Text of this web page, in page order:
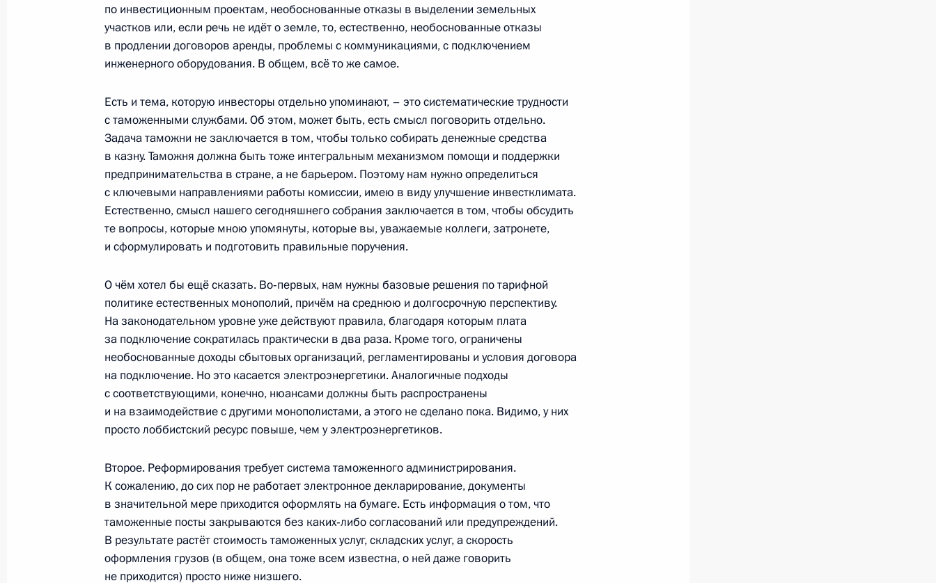
25 января 2012 года, 16:30 Москва, Кремль
25 января 2012 года, 15:30 Москва
24 января 2012 года, вторник
Президент провёл заседание Комиссии по модернизации
и технологическому развитию экономики России
24 января 2012 года, 17:30 Московская область, Горки
3
На российско-абхазской границе построен новый автомобильно-
пешеходный мост
24 января 2012 года, 12:30
5
Поздравление актрисе, народной артистке РСФСР Людмиле
Савельевой
Указ об отзыве российского воинского формирования из Судана
24 января 2012 года, 10:00
по инвестиционным проектам, необоснованные отказы в выделении земельных
участков или, если речь не идёт о земле, то, естественно, необоснованные отказы
в продлении договоров аренды, проблемы с коммуникациями, с подключением
инженерного оборудования. В общем, всё то же самое.
Есть и тема, которую инвесторы отдельно упоминают, – это систематические трудности
с таможенными службами. Об этом, может быть, есть смысл поговорить отдельно.
Задача таможни не заключается в том, чтобы только собирать денежные средства
в казну. Таможня должна быть тоже интегральным механизмом помощи и поддержки
предпринимательства в стране, а не барьером. Поэтому нам нужно определиться
с ключевыми направлениями работы комиссии, имею в виду улучшение инвестклимата.
Естественно, смысл нашего сегодняшнего собрания заключается в том, чтобы обсудить
те вопросы, которые мною упомянуты, которые вы, уважаемые коллеги, затронете,
и сформулировать и подготовить правильные поручения.
О чём хотел бы ещё сказать. Во‑первых, нам нужны базовые решения по тарифной
политике естественных монополий, причём на среднюю и долгосрочную перспективу.
На законодательном уровне уже действуют правила, благодаря которым плата
за подключение сократилась практически в два раза. Кроме того, ограничены
необоснованные доходы сбытовых организаций, регламентированы и условия договора
на подключение. Но это касается электроэнергетики. Аналогичные подходы
с соответствующими, конечно, нюансами должны быть распространены
и на взаимодействие с другими монополистами, а этого не сделано пока. Видимо, у них
просто лоббистский ресурс повыше, чем у электроэнергетиков.
Второе. Реформирования требует система таможенного администрирования.
К сожалению, до сих пор не работает электронное декларирование, документы
в значительной мере приходится оформлять на бумаге. Есть информация о том, что
таможенные посты закрываются без каких‑либо согласований или предупреждений.
В результате растёт стоимость таможенных услуг, складских услуг, а скорость
оформления грузов (в общем, она тоже всем известна, о ней даже говорить
не приходится) просто ниже низшего.